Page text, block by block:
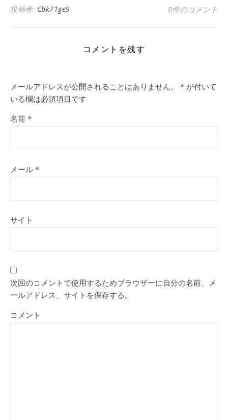
投稿者: Cbk71ge9 0件のコメント
コメントを残す
メールアドレスが公開されることはありません。 * が付いて
いる欄は必須項目です
名前 *
メール *
サイト
次回のコメントで使用するためブラウザーに自分の名前、メ
ールアドレス、サイトを保存する。
コメント